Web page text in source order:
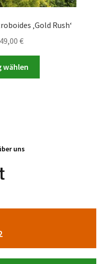
‚Gold Rush‘
€Preisspanne:
bis
449,00 €
wählen
uns